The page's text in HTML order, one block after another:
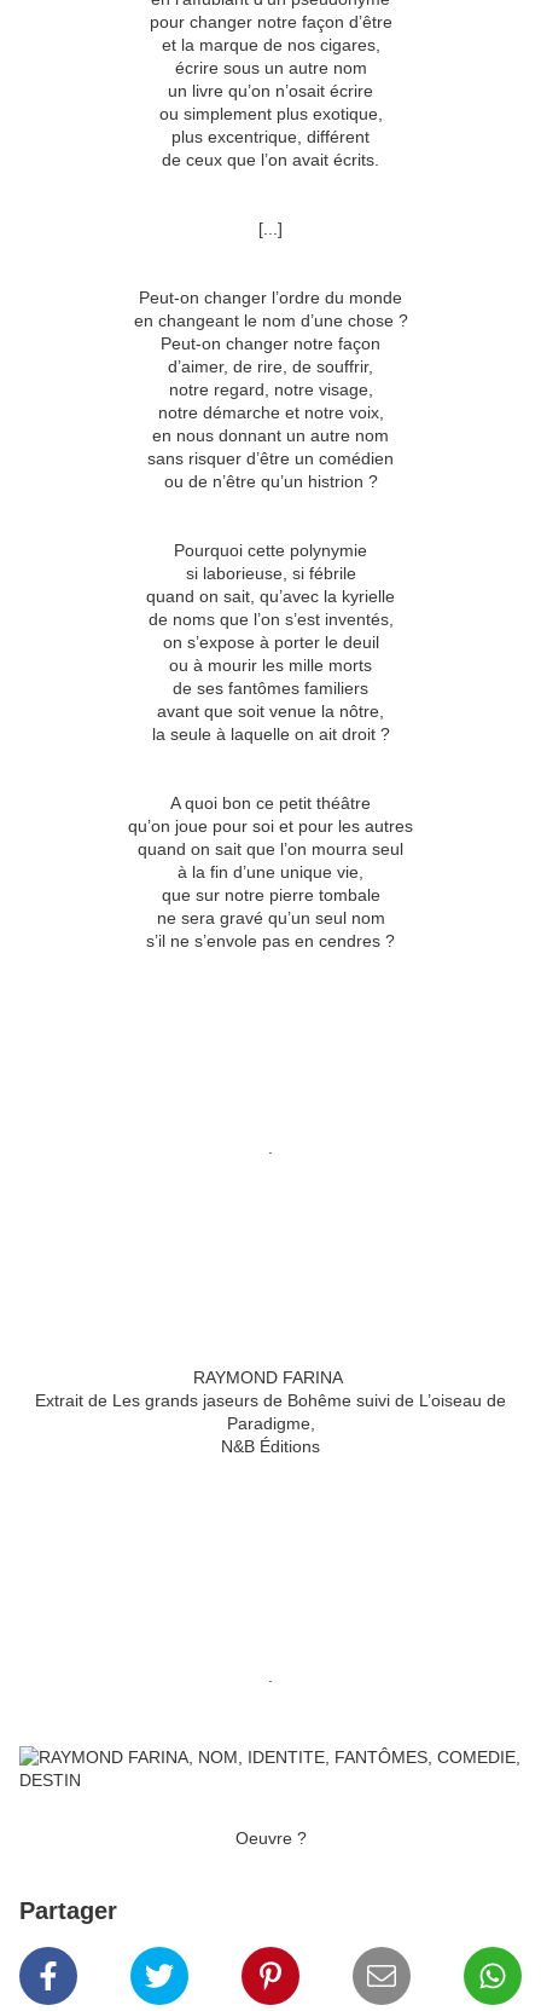
pour changer notre façon d’être
et la marque de nos cigares,
écrire sous un autre nom
un livre qu’on n’osait écrire
ou simplement plus exotique,
plus excentrique, différent
de ceux que l’on avait écrits.
[...]
Peut-on changer l’ordre du monde
en changeant le nom d’une chose ?
Peut-on changer notre façon
d’aimer, de rire, de souffrir,
notre regard, notre visage,
notre démarche et notre voix,
en nous donnant un autre nom
sans risquer d’être un comédien
ou de n’être qu’un histrion ?
Pourquoi cette polynymie
si laborieuse, si fébrile
quand on sait, qu’avec la kyrielle
de noms que l’on s’est inventés,
on s’expose à porter le deuil
ou à mourir les mille morts
de ses fantômes familiers
avant que soit venue la nôtre,
la seule à laquelle on ait droit ?
A quoi bon ce petit théâtre
qu’on joue pour soi et pour les autres
quand on sait que l’on mourra seul
à la fin d’une unique vie,
que sur notre pierre tombale
ne sera gravé qu’un seul nom
s’il ne s’envole pas en cendres ?
RAYMOND FARINA
Extrait de Les grands jaseurs de Bohême suivi de L’oiseau de
Paradigme,
N&B Éditions
Oeuvre ?
Partager